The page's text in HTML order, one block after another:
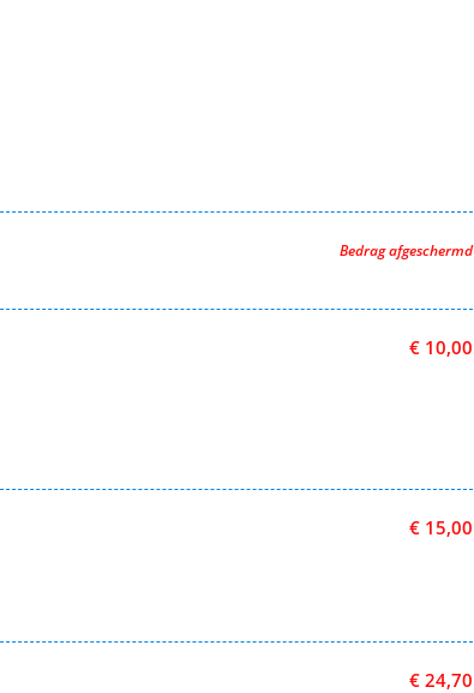
Bedrag afgeschermd
€ 10,00
€ 15,00
€ 24,70